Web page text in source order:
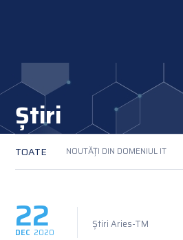
Știri
TOATE NOUTĂȚI DIN DOMENIUL IT
22
DEC 2020
Știri Aries-TM